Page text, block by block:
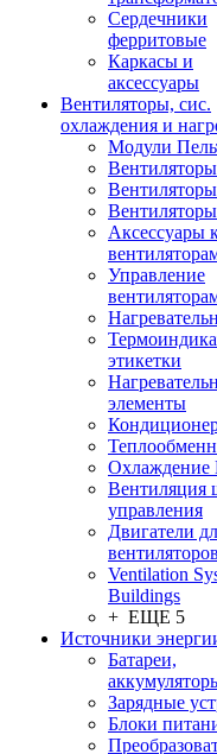
Сердечники
ферритовые
Каркасы и
аксессуары
Вентиляторы, сис.
охлаждения и
Модули
Аксессуары
Управление
этикетки
элементы
Охлаждение
Вентиляция
управления
Двигатели
вентиляторов
Ventilation
Buildings
+ ЕЩЕ 5
Источники
Батареи,
Зарядные
Блоки